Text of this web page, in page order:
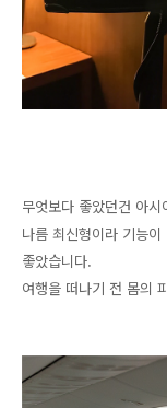
무엇보다 좋았던건 아
나름 최신형이라 기능
좋았습니다.
여행을 떠나기 전 몸의